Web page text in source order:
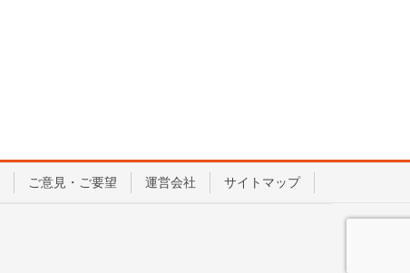
ご意見・ご要望 運営会社 サイトマップ